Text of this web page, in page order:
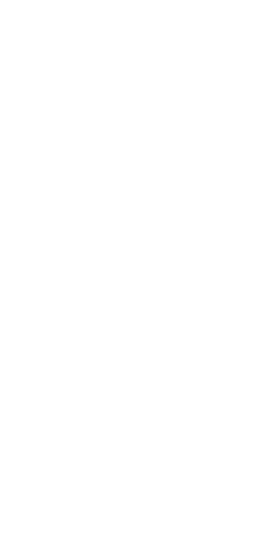
mano, acercarse a ellas
simplemente enfocando
No sólo grababa a
La realidad es que la
había grabado a sus
que iban a pasar por
en el suelo una cesta
grabarles por debajo de
También llegó a grabar
colocando cámaras en
incluso a mujeres de su
El descubrimiento de su
conocían y sus
nunca se pudieron